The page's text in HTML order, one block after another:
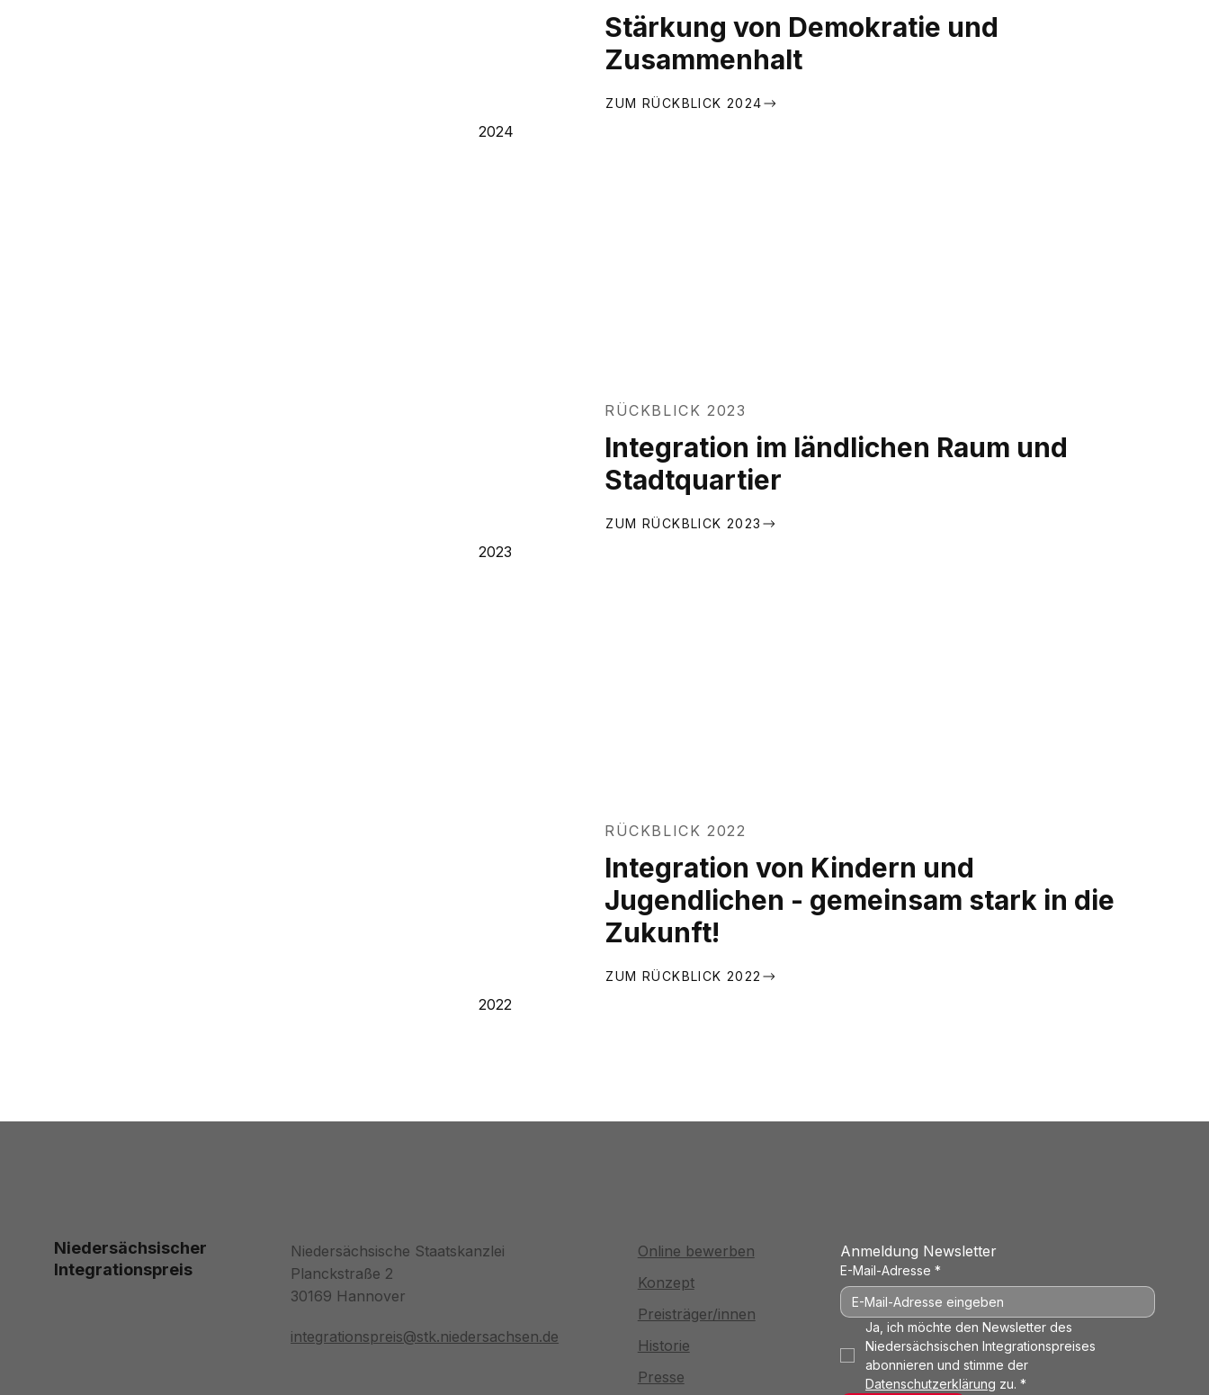
2024
Stärkung von Demokratie und
Zusammenhalt
ZUM RÜCKBLICK 2024
2023
RÜCKBLICK 2023
Integration im ländlichen Raum und
Stadtquartier
ZUM RÜCKBLICK 2023
2022
RÜCKBLICK 2022
Integration von Kindern und
Jugendlichen - gemeinsam stark in die
Zukunft!
ZUM RÜCKBLICK 2022
Niedersächsischer
Integrationspreis
Niedersächsische Staatskanzlei
Planckstraße 2
30169 Hannover
integrationspreis@stk.niedersachsen.de
Online bewerben
Konzept
Preisträger/innen
Historie
Presse
Anmeldung Newsletter
E-Mail-Adresse *
Ja, ich möchte den Newsletter des
Niedersächsischen Integrationspreises
Datenschutzerklärung zu. *